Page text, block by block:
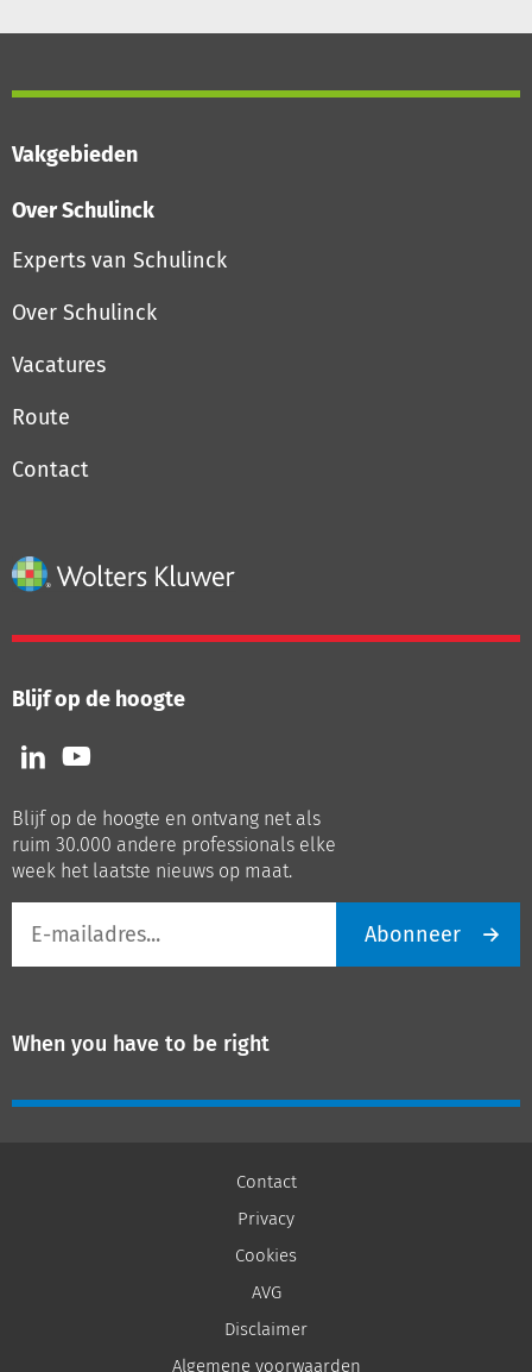
Vakgebieden
Over Schulinck
Experts van Schulinck
Over Schulinck
Vacatures
Route
Contact
Blijf op de hoogte
Volg
ons
LinkedIn
Volg
ons
Youtube
Blijf op de hoogte en ontvang net als
ruim 30.000 andere professionals elke
week het laatste nieuws op maat.
mailadres
Abonneer
When you have to be right
Contact
Privacy
Cookies
AVG
Disclaimer
Algemene voorwaarden